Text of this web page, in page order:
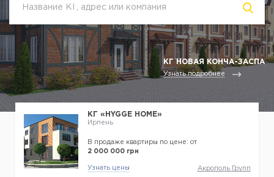
КГ НОВАЯ КОНЧА-ЗАСПА
Узнать подробнее
КГ «HYGGE HOME»
Ирпень
В продаже квартиры по цене: от
2 000 000 грн
Узнать цены Акрополь Групп